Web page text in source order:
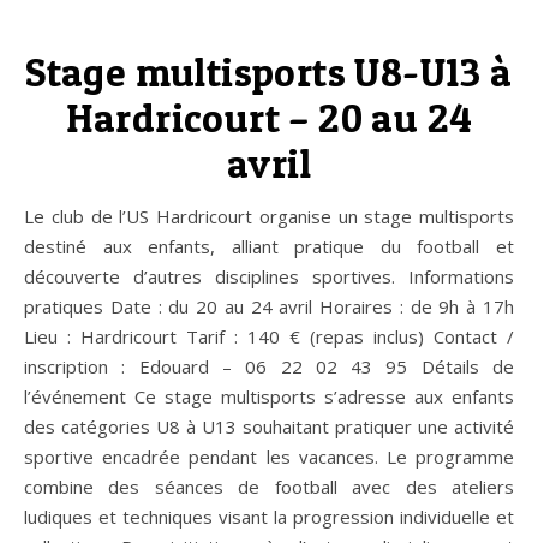
Stage multisports U8-U13 à
Hardricourt – 20 au 24
avril
Le club de l’US Hardricourt organise un stage multisports
destiné aux enfants, alliant pratique du football et
découverte d’autres disciplines sportives. Informations
pratiques Date : du 20 au 24 avril Horaires : de 9h à 17h
Lieu : Hardricourt Tarif : 140 € (repas inclus) Contact /
inscription : Edouard – 06 22 02 43 95 Détails de
l’événement Ce stage multisports s’adresse aux enfants
des catégories U8 à U13 souhaitant pratiquer une activité
sportive encadrée pendant les vacances. Le programme
combine des séances de football avec des ateliers
ludiques et techniques visant la progression individuelle et